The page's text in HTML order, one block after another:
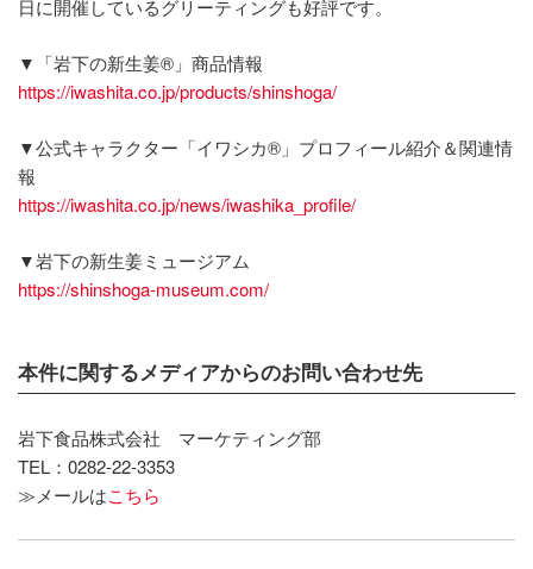
日に開催しているグリーティングも好評です。
▼「岩下の新生姜®」商品情報
https://iwashita.co.jp/products/shinshoga/
▼公式キャラクター「イワシカ®」プロフィール紹介＆関連情
報
https://iwashita.co.jp/news/iwashika_profile/
▼岩下の新生姜ミュージアム
https://shinshoga-museum.com/
本件に関するメディアからのお問い合わせ先
岩下食品株式会社 マーケティング部
TEL：0282-22-3353
≫メールはこちら